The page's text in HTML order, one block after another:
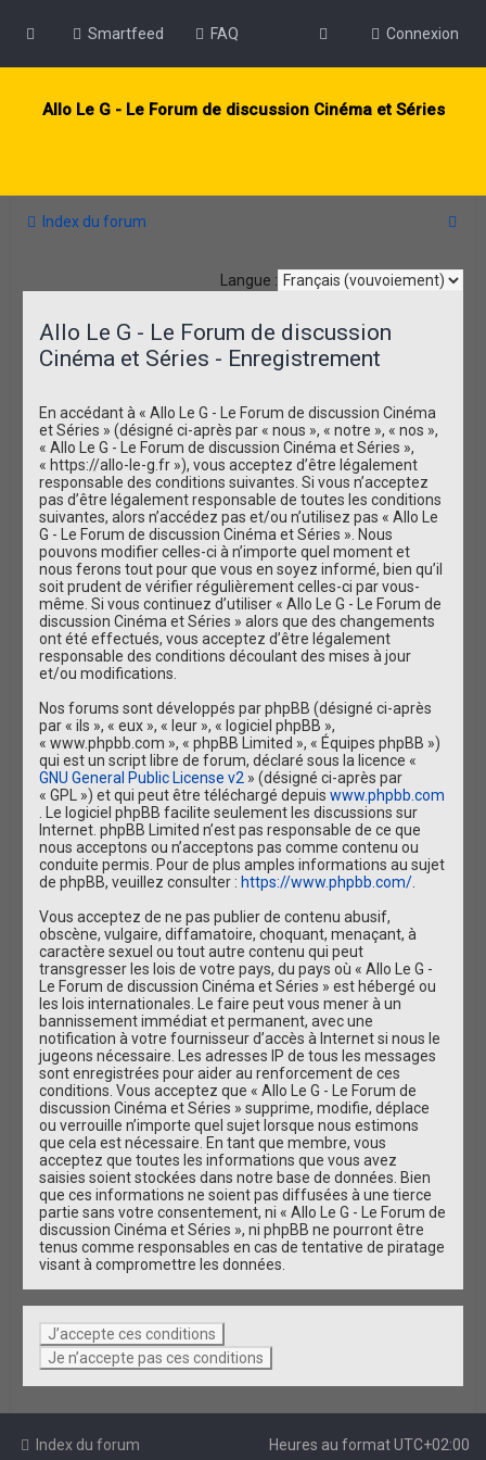
Smartfeed FAQ Connexion
Allo Le G - Le Forum de discussion Cinéma et Séries
Index du forum
Langue :
Allo Le G - Le Forum de discussion
Cinéma et Séries - Enregistrement
En accédant à « Allo Le G - Le Forum de discussion Cinéma
et Séries » (désigné ci-après par « nous », « notre », « nos »,
« Allo Le G - Le Forum de discussion Cinéma et Séries »,
« https://allo-le-g.fr »), vous acceptez d’être légalement
responsable des conditions suivantes. Si vous n’acceptez
pas d’être légalement responsable de toutes les conditions
suivantes, alors n’accédez pas et/ou n’utilisez pas « Allo Le
G - Le Forum de discussion Cinéma et Séries ». Nous
pouvons modifier celles-ci à n’importe quel moment et
nous ferons tout pour que vous en soyez informé, bien qu’il
soit prudent de vérifier régulièrement celles-ci par vous-
même. Si vous continuez d’utiliser « Allo Le G - Le Forum de
discussion Cinéma et Séries » alors que des changements
ont été effectués, vous acceptez d’être légalement
responsable des conditions découlant des mises à jour
et/ou modifications.
Nos forums sont développés par phpBB (désigné ci-après
par « ils », « eux », « leur », « logiciel phpBB »,
« www.phpbb.com », « phpBB Limited », « Équipes phpBB »)
qui est un script libre de forum, déclaré sous la licence «
GNU General Public License v2 » (désigné ci-après par
« GPL ») et qui peut être téléchargé depuiswww.phpbb.com
. Le logiciel phpBB facilite seulement les discussions sur
Internet. phpBB Limited n’est pas responsable de ce que
nous acceptons ou n’acceptons pas comme contenu ou
conduite permis. Pour de plus amples informations au sujet
de phpBB, veuillez consulter :https://www.phpbb.com/
Vous acceptez de ne pas publier de contenu abusif,
obscène, vulgaire, diffamatoire, choquant, menaçant, à
caractère sexuel ou tout autre contenu qui peut
transgresser les lois de votre pays, du pays où « Allo Le G -
Le Forum de discussion Cinéma et Séries » est hébergé ou
les lois internationales. Le faire peut vous mener à un
bannissement immédiat et permanent, avec une
notification à votre fournisseur d’accès à Internet si nous le
jugeons nécessaire. Les adresses IP de tous les messages
sont enregistrées pour aider au renforcement de ces
conditions. Vous acceptez que « Allo Le G - Le Forum de
discussion Cinéma et Séries » supprime, modifie, déplace
ou verrouille n’importe quel sujet lorsque nous estimons
que cela est nécessaire. En tant que membre, vous
acceptez que toutes les informations que vous avez
saisies soient stockées dans notre base de données. Bien
que ces informations ne soient pas diffusées à une tierce
partie sans votre consentement, ni « Allo Le G - Le Forum de
discussion Cinéma et Séries », ni phpBB ne pourront être
tenus comme responsables en cas de tentative de piratage
visant à compromettre les données.
Index du forum Heures au formatUTC+02:00